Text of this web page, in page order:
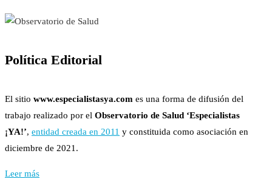
Política Editorial
El sitio www.especialistasya.com es una forma de difusión del
trabajo realizado por el Observatorio de Salud ‘Especialistas
¡YA!’, entidad creada en 2011 y constituida como asociación en
diciembre de 2021.
Leer más